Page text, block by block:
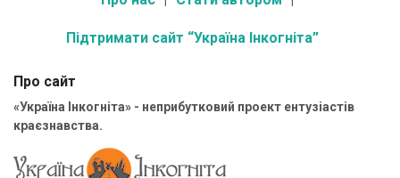
Підтримати сайт “Україна Інкогніта”
Про сайт
«Україна Інкогніта» - неприбутковий проект ентузіастів
краєзнавства.